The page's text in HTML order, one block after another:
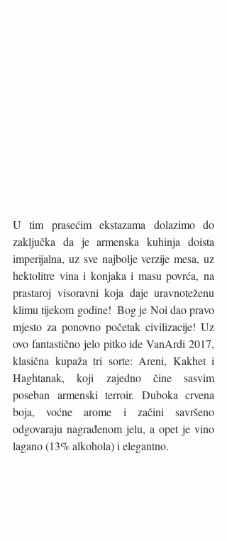
U tim prasećim ekstazama dolazimo do
zaključka da je armenska kuhinja doista
imperijalna, uz sve najbolje verzije mesa, uz
hektolitre vina i konjaka i masu povrća, na
prastaroj visoravni koja daje uravnoteženu
klimu tijekom godine!  Bog je Noi dao pravo
mjesto za ponovno početak civilizacije! Uz
ovo fantastično jelo pitko ide VanArdi 2017,
klasična kupaža tri sorte: Areni, Kakhet i
Haghtanak, koji zajedno čine sasvim
poseban armenski terroir. Duboka crvena
boja, voćne arome i začini savršeno
odgovaraju nagrađenom jelu, a opet je vino
lagano (13% alkohola) i elegantno.